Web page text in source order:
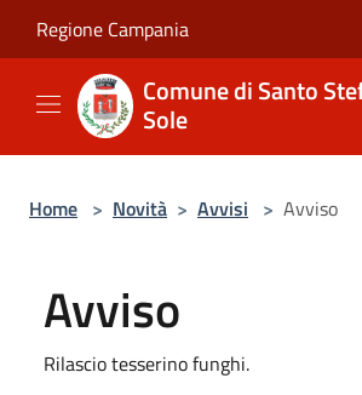
Regione Campania
Comune di Santo
Sole
Home > Novità > Avvisi > Avviso
Avviso
Rilascio tesserino funghi.